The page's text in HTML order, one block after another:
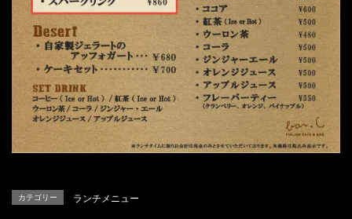
カテゴリー ランチメニュー